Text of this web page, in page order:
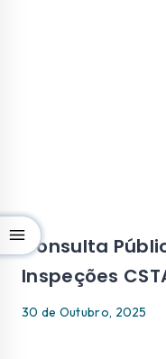
Consulta
Inspeções
30 de Outubro, 2025